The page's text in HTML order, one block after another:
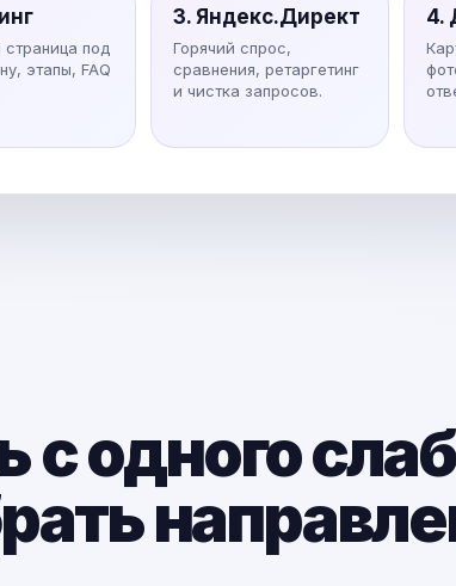
страница под
этапы, FAQ
3. Яндекс.Директ
Горячий спрос,
сравнения, ретаргетинг
и чистка запросов.
4.
одного